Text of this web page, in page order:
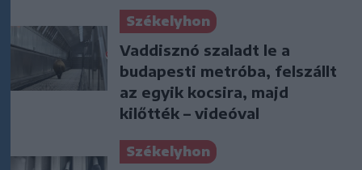
Székelyhon
Vaddisznó szaladt le a
budapesti metróba, felszállt
az egyik kocsira, majd
kilőtték – videóval
Székelyhon